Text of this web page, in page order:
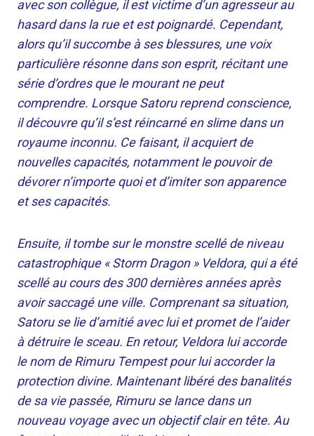
avec son collègue, il est victime d’un agresseur au
hasard dans la rue et est poignardé. Cependant,
alors qu’il succombe à ses blessures, une voix
particulière résonne dans son esprit, récitant une
série d’ordres que le mourant ne peut
comprendre. Lorsque Satoru reprend conscience,
il découvre qu’il s’est réincarné en slime dans un
royaume inconnu. Ce faisant, il acquiert de
nouvelles capacités, notamment le pouvoir de
dévorer n’importe quoi et d’imiter son apparence
et ses capacités.
Ensuite, il tombe sur le monstre scellé de niveau
catastrophique « Storm Dragon » Veldora, qui a été
scellé au cours des 300 dernières années après
avoir saccagé une ville. Comprenant sa situation,
Satoru se lie d’amitié avec lui et promet de l’aider
à détruire le sceau. En retour, Veldora lui accorde
le nom de Rimuru Tempest pour lui accorder la
protection divine. Maintenant libéré des banalités
de sa vie passée, Rimuru se lance dans un
nouveau voyage avec un objectif clair en tête. Au